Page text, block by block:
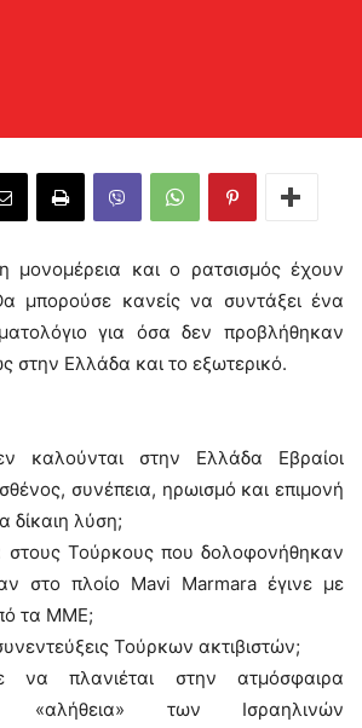
και ο ρατσισμός έχουν
μπορούσε κανείς να συντάξει ένα
για όσα δεν προβλήθηκαν
στην Ελλάδα και το εξωτερικό.
καλούνται στην Ελλάδα Εβραίοι
συνέπεια, ηρωισμό και επιμονή
δίκαιη λύση;
στους Τούρκους που δολοφονήθηκαν
στο πλοίο Mavi Marmara έγινε με
τα ΜΜΕ;
Τούρκων ακτιβιστών;
να πλανιέται στην ατμόσφαιρα
«αλήθεια» των Ισραηλινών